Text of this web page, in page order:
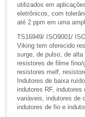
utilizados em
eletrônicos, com
até 2 ppm em uma
TS16949/ ISO9001/
Viking tem oferecido
surge, de pulso, de
resistores de filme fino/
resistores melf,
Indutores de baixa
indutores RF,
variáveis, indutores de
indutores de fio e